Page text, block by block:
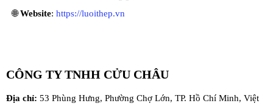
🌐Website: https://luoithep.vn
CÔNG TY TNHH CỬU CHÂU
Địa chỉ: 53 Phùng Hưng, Phường Chợ Lớn, TP. Hồ Chí Minh, Việt